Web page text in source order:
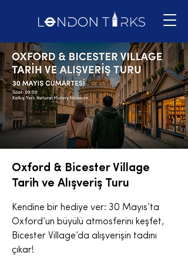
Oxford & Bicester Village
Tarih ve Alışveriş Turu
Kendine bir hediye ver: 30 Mayıs’ta
Oxford’un büyülü atmosferini keşfet,
Bicester Village’da alışverişin tadını
çıkar!